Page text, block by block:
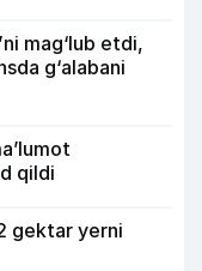
mag‘lub etdi,
g‘alabani
qildi
gektar yerni